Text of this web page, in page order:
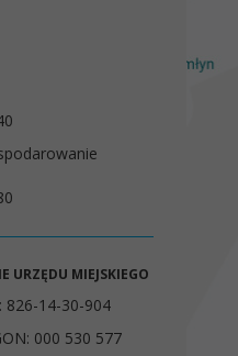
URZĘDU MIEJSKIEGO
826-14-30-904
000 530 577